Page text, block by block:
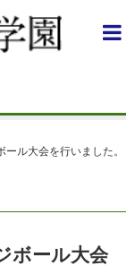
ル大会を行いました。
ボール大会